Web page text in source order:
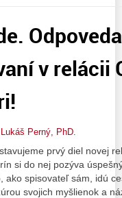
v relácii
Lukáš Perný, PhD.
prvý diel novej
si do nej pozýva
ako spisovateľ sám, idú
svojich myšlienok a